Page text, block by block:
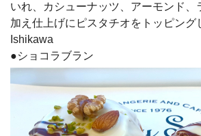
いれ、カシューナッツ、アーモンド、
加え仕上げにピスタチオをトッピング
Ishikawa
●ショコラブラン